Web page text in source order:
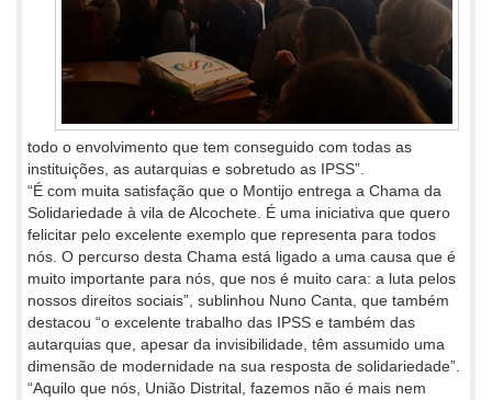
todo o envolvimento que tem conseguido com todas as
instituições, as autarquias e sobretudo as IPSS”.
“É com muita satisfação que o Montijo entrega a Chama da
Solidariedade à vila de Alcochete. É uma iniciativa que quero
felicitar pelo excelente exemplo que representa para todos
nós. O percurso desta Chama está ligado a uma causa que é
muito importante para nós, que nos é muito cara: a luta pelos
nossos direitos sociais”, sublinhou Nuno Canta, que também
destacou “o excelente trabalho das IPSS e também das
autarquias que, apesar da invisibilidade, têm assumido uma
dimensão de modernidade na sua resposta de solidariedade”.
“Aquilo que nós, União Distrital, fazemos não é mais nem